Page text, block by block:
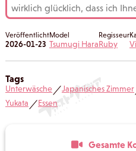
wirklich glücklich, dass ich
Veröffentlicht
2026-01-23
Model
Tsumugi Hara
Regisseur
Ruby
Tags
Unterwäsche／Japanisches Zimmer
Yukata／Essen
Gesamte